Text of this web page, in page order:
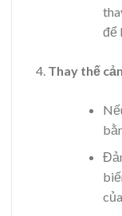
để
Thay thế